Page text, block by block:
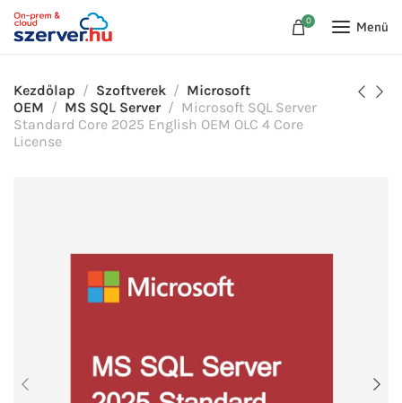
0 Menü
Kezdőlap Szoftverek
Microsoft
OEM
MS SQL Server
Microsoft SQL Server
Standard Core 2025 English OEM OLC 4 Core
License